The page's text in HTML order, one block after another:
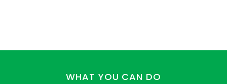
WHAT YOU CAN DO